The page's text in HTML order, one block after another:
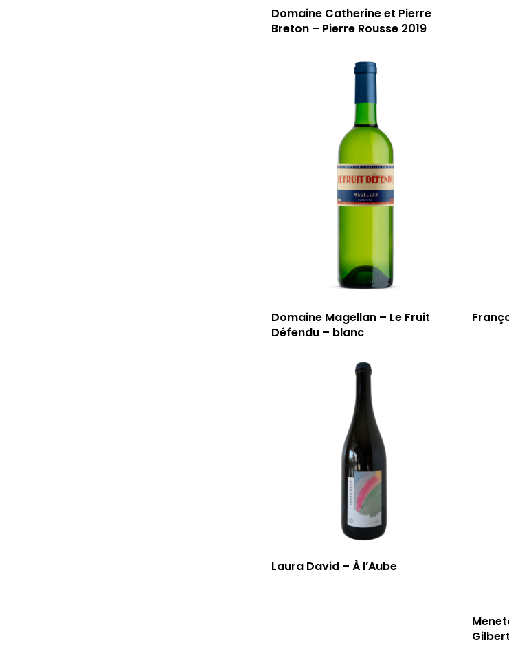
Domaine Catherine et Pierre
Breton – Pierre Rousse 2019
Domaine Magellan – Le Fruit
Défendu – blanc
Laura David – À l’Aube
Gilbert